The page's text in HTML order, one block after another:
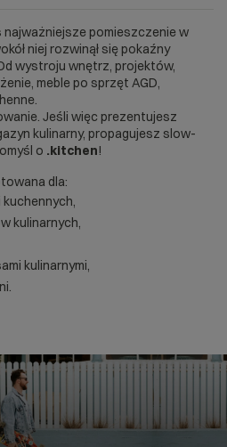
najważniejsze pomieszczenie w
niej rozwinął się pokaźny
wystroju wnętrz, projektów,
meble po sprzęt AGD,
Jeśli więc prezentujesz
kulinarny, propagujesz slow-
o .kitchen!
dla:
kulinarnych,
kulinarnymi,